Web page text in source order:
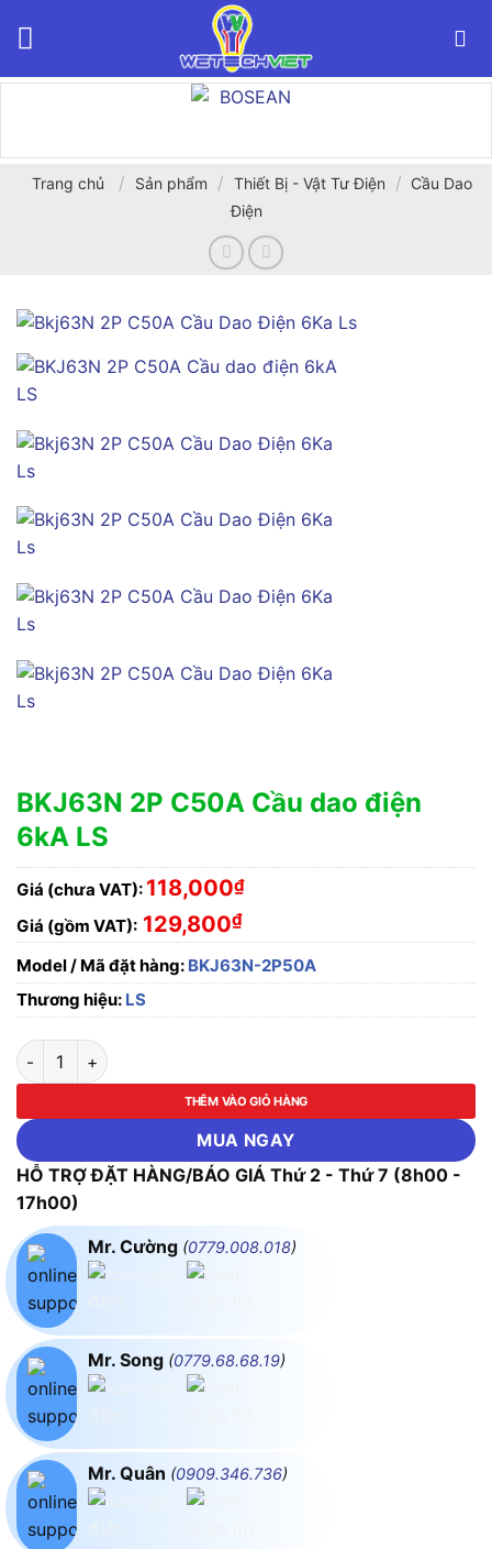
Trang chủ / Sản phẩm / Thiết Bị - Vật Tư Điện / Cầu Dao
Điện
BKJ63N 2P C50A Cầu dao điện
6kA LS
Giá (chưa VAT): 118,000₫
Giá (gồm VAT): 129,800₫
Model / Mã đặt hàng: BKJ63N-2P50A
Thương hiệu: LS
BKJ63N 2P C50A Cầu dao điện 6kA LS số lượng
THÊM VÀO GIỎ HÀNG
MUA NGAY
HỖ TRỢ ĐẶT HÀNG/BÁO GIÁ Thứ 2 - Thứ 7 (8h00 -
17h00)
Mr. Cường (0779.008.018)
Mr. Song (0779.68.68.19)
Mr. Quân (0909.346.736)